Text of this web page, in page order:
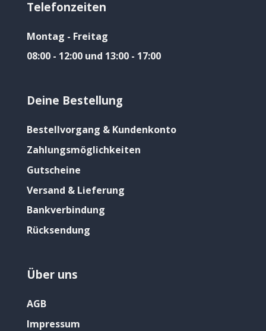
Telefonzeiten
Montag - Freitag
08:00 - 12:00 und 13:00 - 17:00
Deine Bestellung
Bestellvorgang & Kundenkonto
Zahlungsmöglichkeiten
Gutscheine
Versand & Lieferung
Bankverbindung
Rücksendung
Über uns
AGB
Impressum